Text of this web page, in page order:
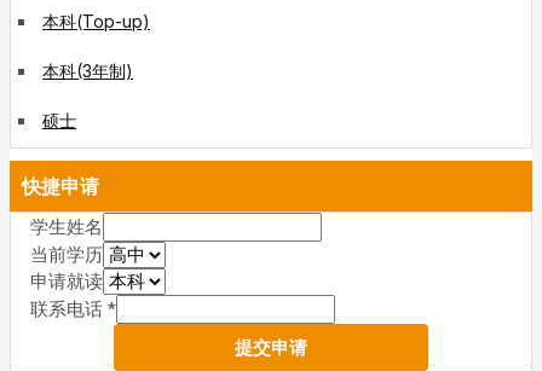
本科(Top-up)
本科(3年制)
硕士
快捷申请
学生姓名
当前学历
申请就读
联系电话 *
提交申请